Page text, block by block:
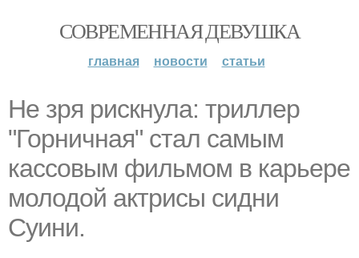
СОВРЕМЕННАЯ ДЕВУШКА
главная новости статьи
Не зря рискнула: триллер
"Горничная" стал самым
кассовым фильмом в карьере
молодой актрисы сидни
Суини.